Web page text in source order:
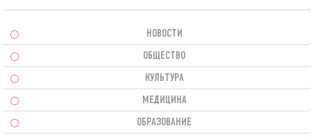
НОВОСТИ
ОБЩЕСТВО
КУЛЬТУРА
МЕДИЦИНА
ОБРАЗОВАНИЕ